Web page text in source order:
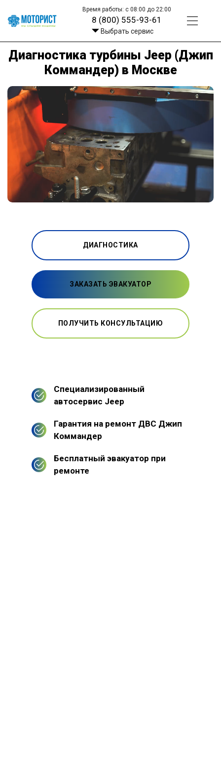
Время работы: с 08:00 до 22:00
8 (800) 555-93-61
Выбрать сервис
Диагностика турбины Jeep (Джип
Коммандер) в Москве
ДИАГНОСТИКА
ЗАКАЗАТЬ ЭВАКУАТОР
ПОЛУЧИТЬ КОНСУЛЬТАЦИЮ
Специализированный
автосервис Jeep
Гарантия на ремонт ДВС Джип
Коммандер
Бесплатный эвакуатор при
ремонте